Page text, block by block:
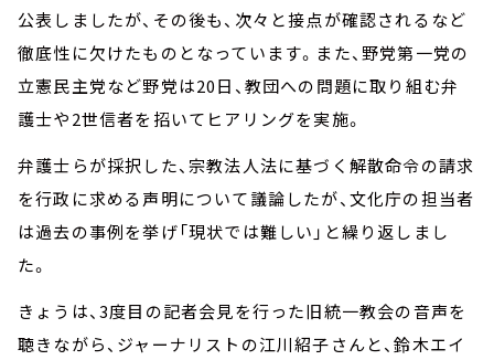
公表しましたが、その後も、次々と接点が確認されるなど
徹底性に欠けたものとなっています。また、野党第一党の
立憲民主党など野党は20日、教団への問題に取り組む弁
護士や2世信者を招いてヒアリングを実施。
弁護士らが採択した、宗教法人法に基づく解散命令の請求
を行政に求める声明について議論したが、文化庁の担当者
は過去の事例を挙げ「現状では難しい」と繰り返しまし
た。
きょうは、3度目の記者会見を行った旧統一教会の音声を
聴きながら、ジャーナリストの江川紹子さんと、鈴木エイ